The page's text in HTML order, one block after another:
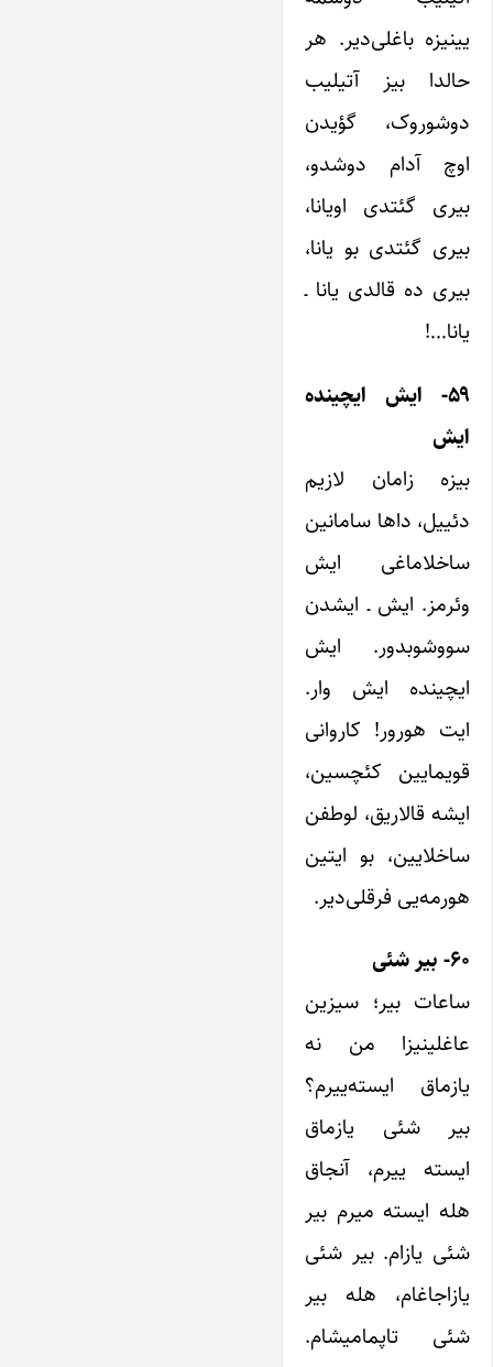
یینیزه باغلی‌دیر. هر
حالدا بیز آتیلیب
دوشوروک، گؤیدن
اوچ آدام دوشدو،
بیری گئتدی اویانا،
بیری گئتدی بو یانا،
بیری ده قالدی یانا ـ
یانا…!
۵۹- ایش ایچینده
ایش
بیزه زامان لازیم
دئییل، داها سامانین
ساخلاماغی ایش
وئرمز. ایش ـ ایشدن
سووشوبدور. ایش
ایچینده ایش وار.
ایت هورور! کاروانی
قویمایین کئچسین،
ایشه قالاریق، لوطفن
ساخلایین، بو ایتین
هورمه‌یی فرقلی‌دیر.
۶۰- بیر شئی
ساعات بیر؛ سیزین
عاغلینیزا من نه
یازماق ایسته‌ییرم؟
بیر شئی یازماق
ایسته ییرم، آنجاق
هله ایسته میرم بیر
شئی یازام. بیر شئی
یازاجاغام، هله بیر
شئی تاپمامیشام.